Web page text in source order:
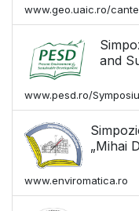
www.geo.uaic.ro/
and
www.pesd.ro/
„Mihai
www.enviromatica.ro